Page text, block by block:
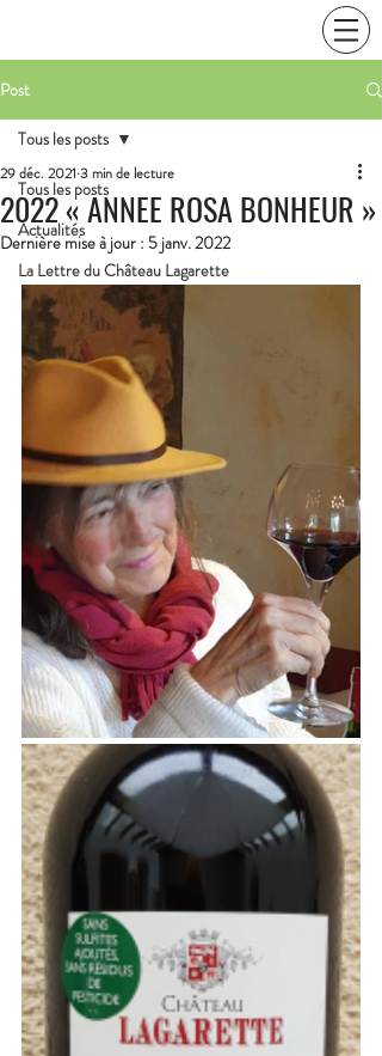
Post
Tous les posts
Actualités
La Lettre du Château Lagarette
Tous les posts
2022 « ANNEE ROSA BONHEUR »
29 déc. 2021 3 min de lecture
Dernière mise à jour : 5 janv. 2022